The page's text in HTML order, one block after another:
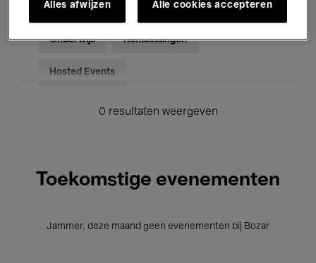
Voor iedereen Kids’ Palace
Onderwijs Rondleidingen
Hosted Events
0 resultaten weergeven
Toekomstige evenementen
Jammer, deze maand geen evenementen bij Bozar
Alles afwijzen Alle cookies accepteren